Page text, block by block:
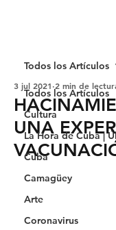
Todos los Artículos
Cultura
La Hora de Cuba |
Cuba
Camagüey
Arte
Coronavirus
Todos los Artículos
UNA
3 jul 2021 2 min de